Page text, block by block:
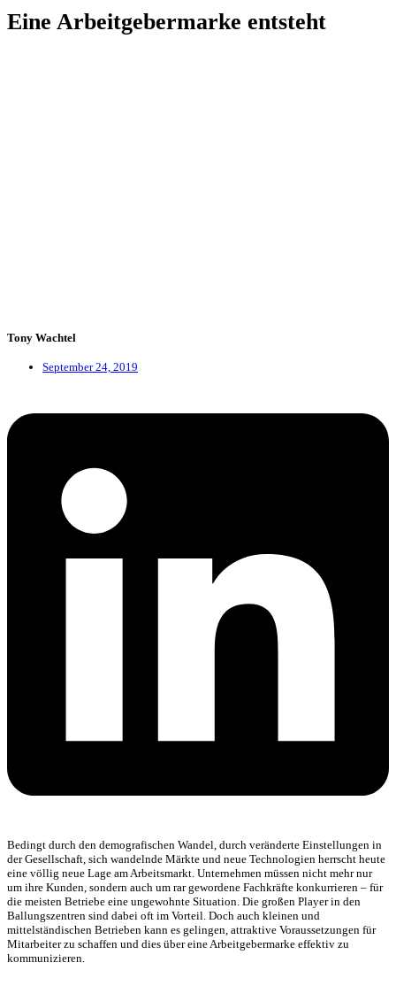
Eine Arbeitgebermarke entsteht
Tony Wachtel
September 24, 2019
Bedingt durch den demografischen Wandel, durch veränderte Einstellungen in
der Gesellschaft, sich wandelnde Märkte und neue Technologien herrscht heute
eine völlig neue Lage am Arbeitsmarkt. Unternehmen müssen nicht mehr nur
um ihre Kunden, sondern auch um rar gewordene Fachkräfte konkurrieren – für
die meisten Betriebe eine ungewohnte Situation. Die großen Player in den
Ballungszentren sind dabei oft im Vorteil. Doch auch kleinen und
mittelständischen Betrieben kann es gelingen, attraktive Voraussetzungen für
Mitarbeiter zu schaffen und dies über eine Arbeitgebermarke effektiv zu
kommunizieren.